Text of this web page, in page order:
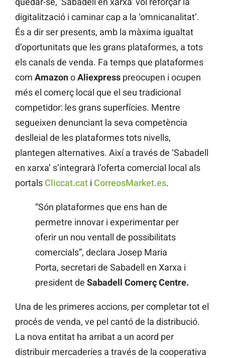
digitalització i caminar cap a la ‘omnicanalitat’.
És a dir ser presents, amb la màxima igualtat
d’oportunitats que les grans plataformes, a tots
els canals de venda. Fa temps que plataformes
com AmazonoAliexpress preocupen i ocupen
més el comerç local que el seu tradicional
competidor: les grans superfícies. Mentre
segueixen denunciant la seva competència
deslleial de les plataformes tots nivells,
plantegen alternatives. Així a través de ‘Sabadell
en xarxa’ s’integrarà l’oferta comercial local als
portals Cliccat.cat i CorreosMarket.es.
“Són plataformes que ens han de
permetre innovar i experimentar per
oferir un nou ventall de possibilitats
comercials”, declara Josep Maria
Porta, secretari de Sabadell en Xarxa i
president de Sabadell Comerç Centre.
Una de les primeres accions, per completar tot el
procés de venda, ve pel cantó de la distribució.
La nova entitat ha arribat a un acord per
distribuir mercaderies a través de la cooperativa